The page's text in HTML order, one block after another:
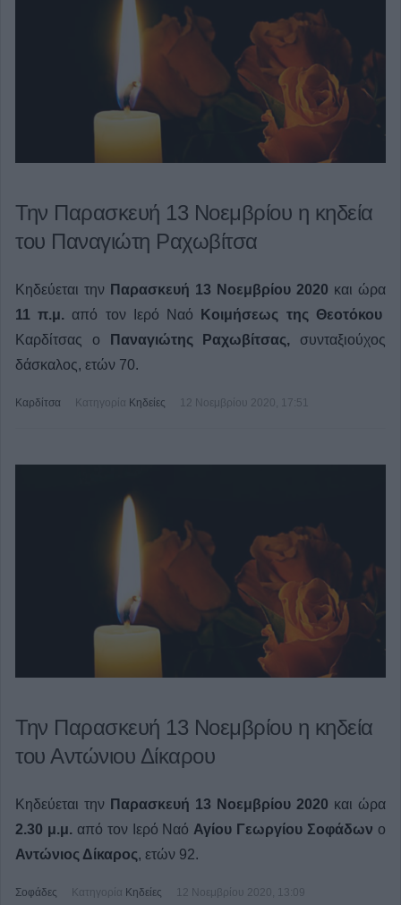
Την Παρασκευή 13 Νοεμβρίου η κηδεία
του Παναγιώτη Ραχωβίτσα
Κηδεύεται την Παρασκευή 13 Νοεμβρίου 2020 και ώρα
11 π.μ. από τον Ιερό Ναό
Κοιμήσεως της Θεοτόκου
Καρδίτσας ο
Παναγιώτης Ραχωβίτσας, συνταξιούχος
δάσκαλος, ετών 70.
Καρδίτσα Κατηγορία Κηδείες 12 Νοεμβρίου 2020, 17:51
Την Παρασκευή 13 Νοεμβρίου η κηδεία
του Αντώνιου Δίκαρου
Κηδεύεται την Παρασκευή 13 Νοεμβρίου 2020 και ώρα
2.30 μ.μ. από τον Ιερό Ναό Αγίου Γεωργίου Σοφάδων ο
Αντώνιος Δίκαρος, ετών 92.
Σοφάδες Κατηγορία Κηδείες 12 Νοεμβρίου 2020, 13:09